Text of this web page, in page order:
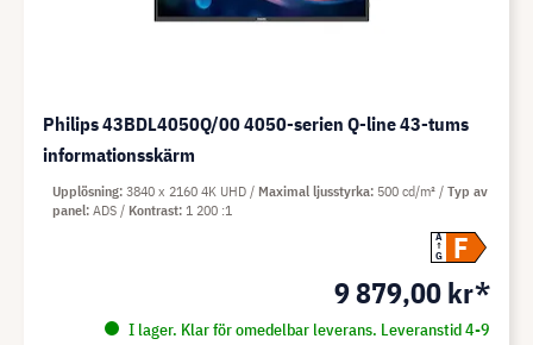
Philips 43BDL4050Q/00 4050-serien Q-line 43-tums
informationsskärm
A
G
F
9 879,00 kr*
I lager. Klar för omedelbar leverans. Leveranstid 4-9
Upplösning 3840 x 2160 4K UHD Maximal ljusstyrka 500 cd/m²
Typ av
panel ADS Kontrast 1 200 :1